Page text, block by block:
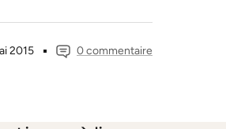
2015 0 commentaire